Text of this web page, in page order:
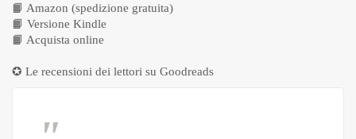
📙 Amazon (spedizione gratuita)
📙 Versione Kindle
📙 Acquista online
✪ Le recensioni dei lettori su Goodreads